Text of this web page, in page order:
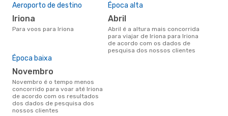
Aeroporto de destino
Iriona
Para voos para Iriona
Época alta
abril
abril é a altura mais concorrida
para viajar de Iriona para Iriona
de acordo com os dados de
pesquisa dos nossos clientes
Época baixa
novembro
novembro é o tempo menos
concorrido para voar até Iriona
de acordo com os resultados
dos dados de pesquisa dos
nossos clientes